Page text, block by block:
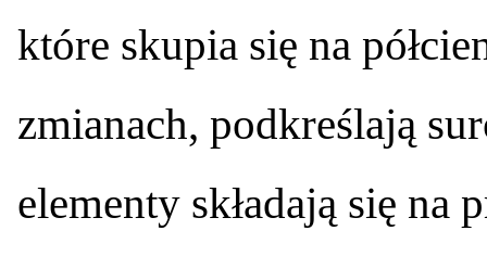
które skupia się na
zmianach, podkreślają
elementy składają się na